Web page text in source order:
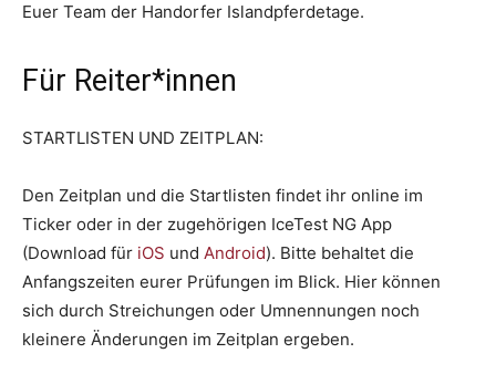
Euer Team der Handorfer Islandpferdetage.
Für Reiter*innen
STARTLISTEN UND ZEITPLAN:
Den Zeitplan und die Startlisten findet ihr online im
Ticker oder in der zugehörigen IceTest NG App
(Download für iOS und Android). Bitte behaltet die
Anfangszeiten eurer Prüfungen im Blick. Hier können
sich durch Streichungen oder Umnennungen noch
kleinere Änderungen im Zeitplan ergeben.